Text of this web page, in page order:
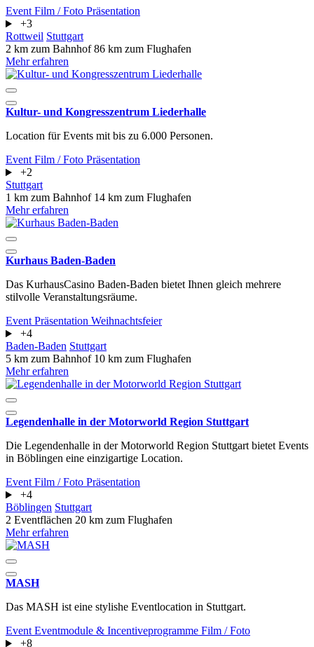
Event Film / Foto Präsentation
+3
Rottweil Stuttgart
2 km zum Bahnhof86 km zum Flughafen
Mehr erfahren
Kultur- und Kongresszentrum Liederhalle
Location für Events mit bis zu 6.000 Personen.
Event Film / Foto Präsentation
+2
Stuttgart
1 km zum Bahnhof 14 km zum Flughafen
Mehr erfahren
Kurhaus Baden-Baden
Das KurhausCasino Baden-Baden bietet Ihnen gleich mehrere
stilvolle Veranstaltungsräume.
Event Präsentation Weihnachtsfeier
+4
Baden-Baden Stuttgart
5 km zum Bahnhof 10 km zum Flughafen
Mehr erfahren
Legendenhalle in der Motorworld Region Stuttgart
Die Legendenhalle in der Motorworld Region Stuttgart bietet Events
in Böblingen eine einzigartige Location.
Event Film / Foto Präsentation
+4
Böblingen Stuttgart
2 Eventflächen 20 km zum Flughafen
Mehr erfahren
MASH
Das MASH ist eine stylishe Eventlocation in Stuttgart.
Event Eventmodule & Incentiveprogramme Film / Foto
+8